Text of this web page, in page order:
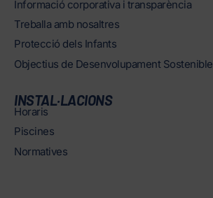
Informació corporativa i transparència
Treballa amb nosaltres
Protecció dels Infants
Objectius de Desenvolupament Sostenible
INSTAL·LACIONS
Horaris
Piscines
Normatives